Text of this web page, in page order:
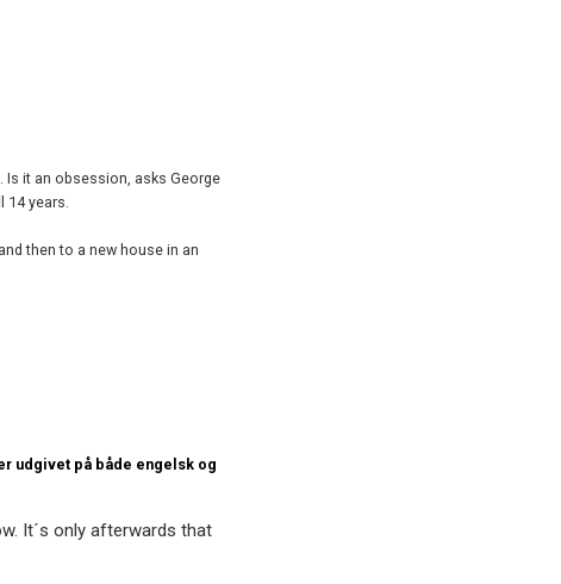
Is it an obsession, asks George
years.
then to a new house in an
udgivet på både engelsk og
It´s only afterwards that